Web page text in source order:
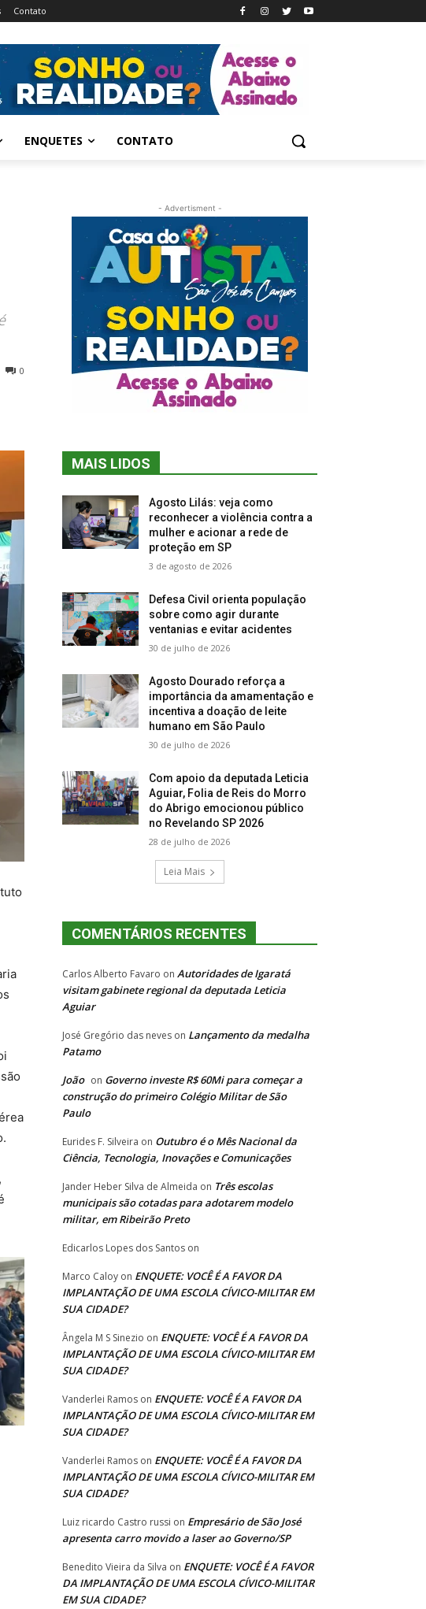
Contato
ENQUETES CONTATO
0
- Advertisment -
MAIS LIDOS
Agosto Lilás: veja como
reconhecer a violência contra a
mulher e acionar a rede de
proteção em SP
3 de agosto de 2026
Defesa Civil orienta população
sobre como agir durante
ventanias e evitar acidentes
30 de julho de 2026
Agosto Dourado reforça a
importância da amamentação e
incentiva a doação de leite
humano em São Paulo
30 de julho de 2026
Com apoio da deputada Leticia
Aguiar, Folia de Reis do Morro
do Abrigo emocionou público
no Revelando SP 2026
28 de julho de 2026
Leia Mais
COMENTÁRIOS RECENTES
Carlos Alberto Favaro on Autoridades de Igaratá
visitam gabinete regional da deputada Leticia
Aguiar
José Gregório das neves on Lançamento da medalha
Patamo
João on Governo investe R$ 60Mi para começar a
construção do primeiro Colégio Militar de São
Paulo
Eurides F. Silveira on Outubro é o Mês Nacional da
Ciência, Tecnologia, Inovações e Comunicações
Jander Heber Silva de Almeida on Três escolas
municipais são cotadas para adotarem modelo
militar, em Ribeirão Preto
Edicarlos Lopes dos Santos on
Marco Caloy on ENQUETE: VOCÊ É A FAVOR DA
IMPLANTAÇÃO DE UMA ESCOLA CÍVICO-MILITAR EM
SUA CIDADE?
Ângela M S Sinezio on ENQUETE: VOCÊ É A FAVOR DA
IMPLANTAÇÃO DE UMA ESCOLA CÍVICO-MILITAR EM
SUA CIDADE?
Vanderlei Ramos on ENQUETE: VOCÊ É A FAVOR DA
IMPLANTAÇÃO DE UMA ESCOLA CÍVICO-MILITAR EM
SUA CIDADE?
Vanderlei Ramos on ENQUETE: VOCÊ É A FAVOR DA
IMPLANTAÇÃO DE UMA ESCOLA CÍVICO-MILITAR EM
SUA CIDADE?
Luiz ricardo Castro russi on Empresário de São José
apresenta carro movido a laser ao Governo/SP
Benedito Vieira da Silva on ENQUETE: VOCÊ É A FAVOR
DA IMPLANTAÇÃO DE UMA ESCOLA CÍVICO-MILITAR
EM SUA CIDADE?